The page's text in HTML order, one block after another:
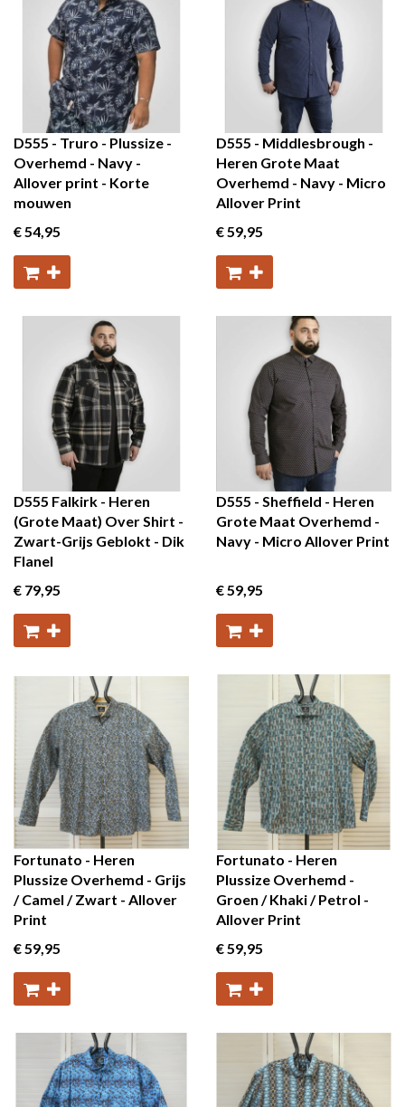
D555 - Truro - Plussize -
Overhemd - Navy -
Allover print - Korte
mouwen
€ 54,95
D555 - Middlesbrough -
Heren Grote Maat
Overhemd - Navy - Micro
Allover Print
€ 59,95
D555 Falkirk - Heren
(Grote Maat) Over Shirt -
Zwart-Grijs Geblokt - Dik
Flanel
€ 79,95
D555 - Sheffield - Heren
Grote Maat Overhemd -
Navy - Micro Allover Print
€ 59,95
Fortunato - Heren
Plussize Overhemd - Grijs
/ Camel / Zwart - Allover
Print
€ 59,95
Fortunato - Heren
Plussize Overhemd -
Groen / Khaki / Petrol -
Allover Print
€ 59,95